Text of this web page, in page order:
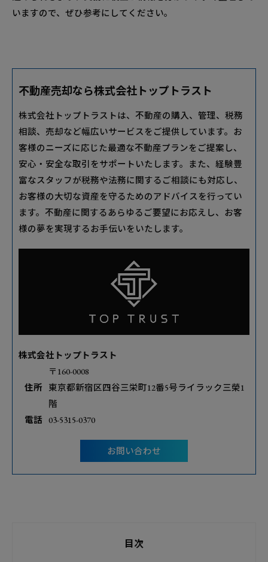
いますので、ぜひ参考にしてください。
不動産売却なら株式会社トップトラスト
株式会社トップトラストは、不動産の購入、管理、税務
相談、売却など幅広いサービスをご提供しています。お
客様のニーズに応じた最適な不動産プランをご提案し、
安心・安全な取引をサポートいたします。また、経験豊
富なスタッフが税務や法務に関するご相談にも対応し、
お客様の大切な資産を守るためのアドバイスを行ってい
ます。不動産に関するあらゆるご要望にお応えし、お客
様の夢を実現するお手伝いをいたします。
株式会社トップトラスト
住所
〒160-0008
東京都新宿区四谷三栄町12番5号ライラック三榮1
階
電話 03-5315-0370
お問い合わせ
目次